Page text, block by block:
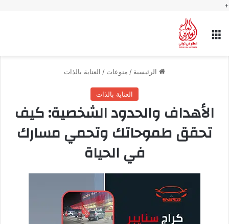
+
القائمة
الرئيسية / منوعات / العناية بالذات
العناية بالذات
الأهداف والحدود الشخصية: كيف
تحقق طموحاتك وتحمي مسارك
في الحياة